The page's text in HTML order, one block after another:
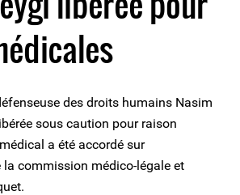
des droits humains Nasim
sous caution pour raison
a été accordé sur
commission médico-légale et